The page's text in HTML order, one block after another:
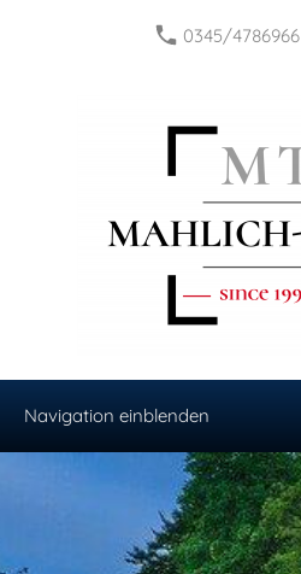
0345/4786966
Navigation einblenden